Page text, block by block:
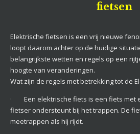
fietsen
Elektrische fietsen is een vrij nieuwe
loopt daarom achter op de huidige
belangrijkste wetten en regels op een
hoogte van veranderingen.
Wat zijn de regels met betrekking tot de
· Een elektrische fiets is een fiets met
fietser ondersteunt bij het trappen. De
meetrappen als hij rijdt.